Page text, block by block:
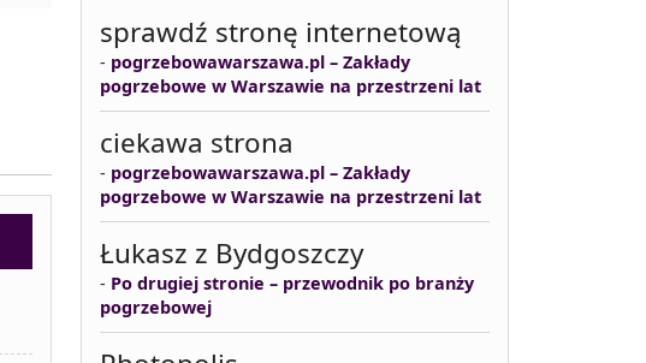
sprawdź stronę internetową
- pogrzebowawarszawa.pl – Zakłady
pogrzebowe w Warszawie na przestrzeni lat
ciekawa strona
- pogrzebowawarszawa.pl – Zakłady
pogrzebowe w Warszawie na przestrzeni lat
Łukasz z Bydgoszczy
- Po drugiej stronie – przewodnik po branży
pogrzebowej